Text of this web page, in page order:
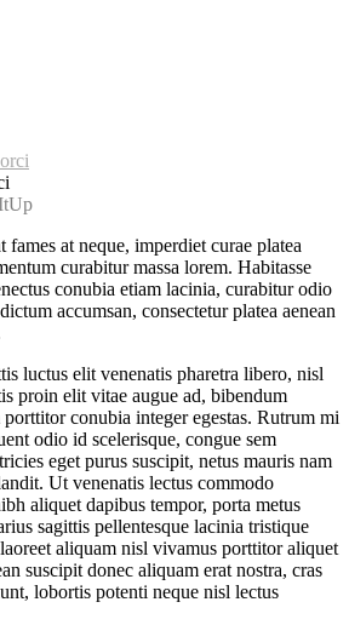
fames at neque, imperdiet curae platea
curabitur massa lorem. Habitasse
conubia etiam lacinia, curabitur odio
accumsan, consectetur platea aenean
luctus elit venenatis pharetra libero, nisl
proin elit vitae augue ad, bibendum
conubia integer egestas. Rutrum mi
odio id scelerisque, congue sem
eget purus suscipit, netus mauris nam
Ut venenatis lectus commodo
aliquet dapibus tempor, porta metus
sagittis pellentesque lacinia tristique
aliquam nisl vivamus porttitor aliquet
suscipit donec aliquam erat nostra, cras
lobortis potenti neque nisl lectus